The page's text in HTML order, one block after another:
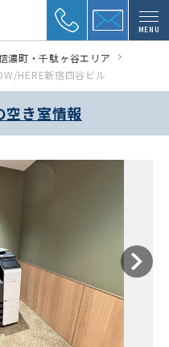
MENU
濃町・千駄ヶ谷エリア
HERE新宿四谷ビル
空き室情報